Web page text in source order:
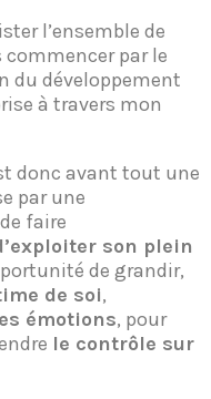
l’ensemble de
commencer par le
du développement
à travers mon
donc avant tout une
par une
faire
son plein
de grandir,
de soi,
émotions, pour
le contrôle sur